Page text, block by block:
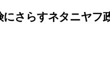
さらすネタニヤフ